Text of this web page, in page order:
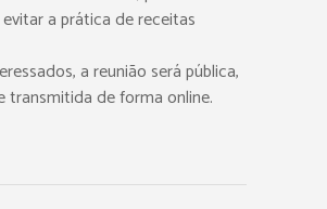
a prática de receitas
a reunião será pública,
transmitida de forma online.